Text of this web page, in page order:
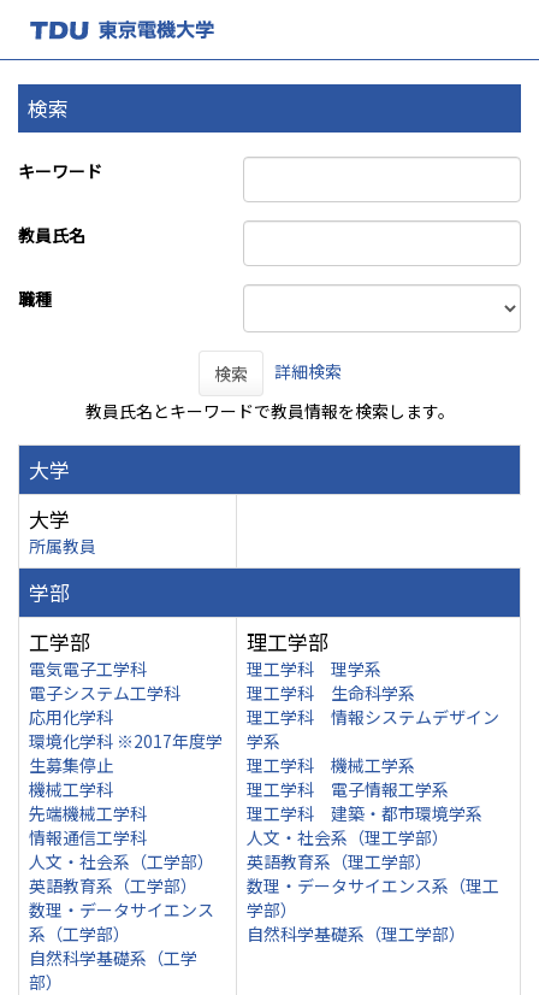
検索
キーワード
教員氏名
職種
検索
詳細検索
教員氏名とキーワードで教員情報を検索します。
大学
大学
所属教員
学部
工学部
電気電子工学科
電子システム工学科
応用化学科
環境化学科 ※2017年度学
生募集停止
機械工学科
先端機械工学科
情報通信工学科
人文・社会系（工学部）
英語教育系（工学部）
数理・データサイエンス
系（工学部）
自然科学基礎系（工学
部）
理工学部
理工学科 理学系
理工学科 生命科学系
理工学科 情報システムデザイン
学系
理工学科 機械工学系
理工学科 電子情報工学系
理工学科 建築・都市環境学系
人文・社会系（理工学部）
英語教育系（理工学部）
数理・データサイエンス系（理工
学部）
自然科学基礎系（理工学部）